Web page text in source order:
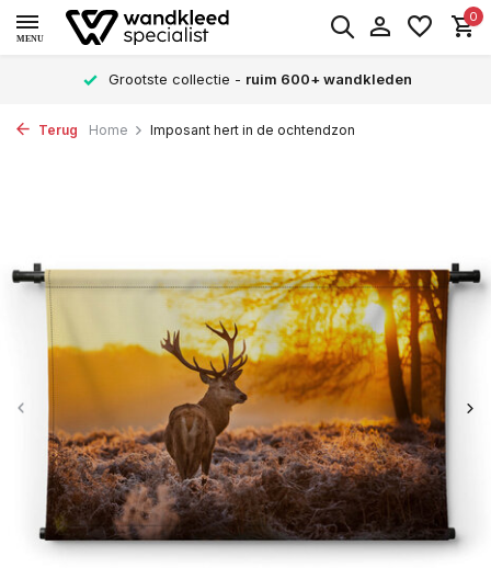
MENU
0
Grootste collectie - ruim 600+ wandkleden
Terug Home Imposant hert in de ochtendzon